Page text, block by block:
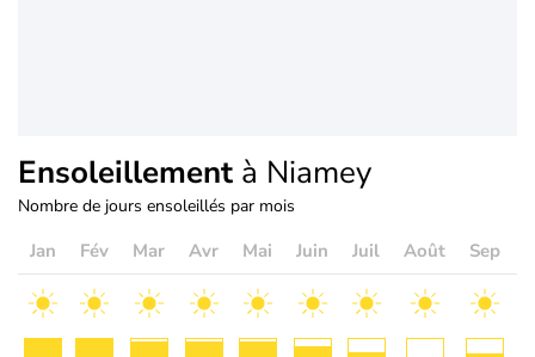
Ensoleillement à Niamey
Nombre de jours ensoleillés par mois
Jan Fév Mar Avr Mai Juin Juil Août Sep